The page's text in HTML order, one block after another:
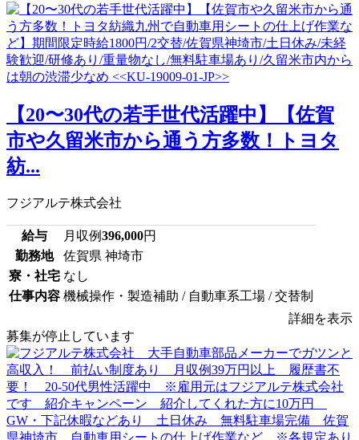
【20〜30代の若手世代活躍中】【佐賀
市や久留米市から通う方多数！トヨタ
紡...
フジアルテ株式会社
給与 月収例396,000円
勤務地
佐賀県 神埼市
寮・社宅 なし
仕事内容 機械操作・製造補助 / 自動車系工場 / 交替制
詳細を表示
募集が停止しています